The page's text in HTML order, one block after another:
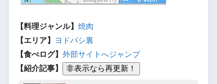
【料理ジャンル】 焼肉
【エリア】
ヨドバシ裏
【食べログ】 外部サイトへジャンプ
【紹介記事】